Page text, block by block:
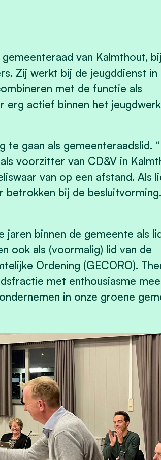
van Kalmthout,
Zij werkt bij de jeugddienst in
met de functie als
erg actief binnen het
gaan als gemeenteraadslid.
voorzitter van CD&V in
van op een afstand. Als
bij de
binnen de gemeente als
ook als (voormalig) lid van de
Ordening (GECORO).
met enthousiasme
in onze groene